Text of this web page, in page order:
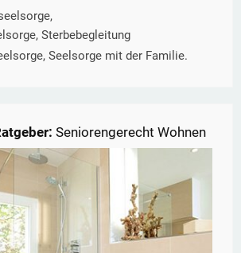
Sterbebegleitung
Seelsorge mit der Familie.
Seniorengerecht Wohnen